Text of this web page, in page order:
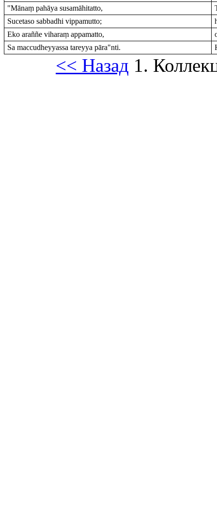
"Mānaṃ pahāya susamāhitatto,
Sucetaso sabbadhi vippamutto;
Eko araññe viharaṃ appamatto,
Sa maccudheyyassa tareyya pāra"nti.
<< Назад 1.